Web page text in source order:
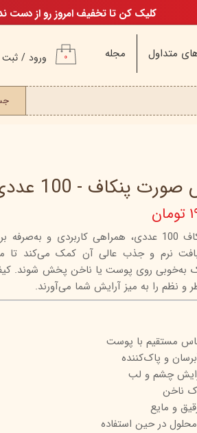
اسکین
متداول مجله ورود / ثبت
تغییر گذر
۰
کلیک کن تا تخفیف امروز رو از دست
پنکاف - 100 عددی
پد پاک‌کننده آرایش صورت پنکاف 100 عددی، همراهی کاربردی و
نرم و جذب عالی آن کمک می‌کند تا
به‌خوبی روی پوست یا ناخن پخش شوند.
و نظم را به میز آرایش شما می‌آورند.
مستقیم با پوست
و پاک‌کننده
چشم و لب
ناخن
و مایع
در حین استفاده